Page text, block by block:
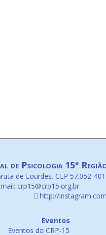
de Psicologia 15ª
de Lourdes. CEP 57.052-
crp15@crp15.org.br
http://
Eventos
Eventos do CRP-15